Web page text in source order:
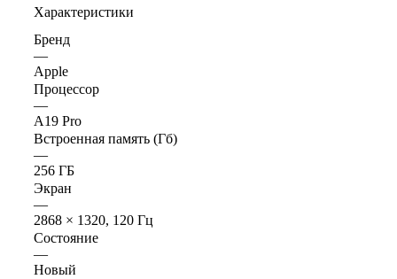
Характеристики
Бренд
—
Apple
Процессор
—
A19 Pro
Встроенная память (Гб)
—
256 ГБ
Экран
—
2868 × 1320, 120 Гц
Состояние
—
Новый